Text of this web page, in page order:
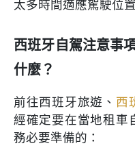
太多時間適應駕駛位
西班牙自駕注意事
什麼？
前往西班牙旅遊、 西
經確定要在當地租車
務必要準備的：